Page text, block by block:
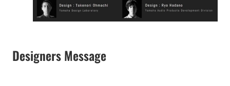
Designers Message